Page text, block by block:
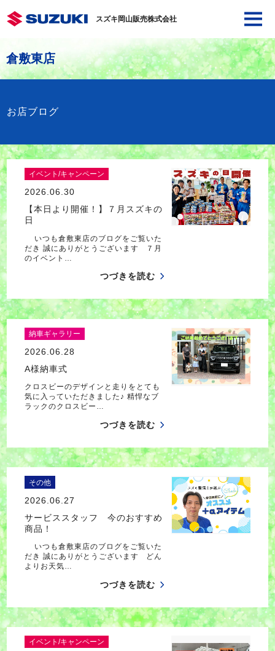
スズキ岡山販売株式会社
倉敷東店
お店ブログ
イベント/キャンペーン
2026.06.30
【本日より開催！】７月スズキの
日
いつも倉敷東店のブログをご覧いた
だき 誠にありがとうございます ７月
のイベント…
つづきを読む
納車ギャラリー
2026.06.28
A様納車式
クロスビーのデザインと走りをとても
気に入っていただきました♪ 精悍なブ
ラックのクロスビー…
つづきを読む
その他
2026.06.27
サービススタッフ 今のおすすめ
商品！
いつも倉敷東店のブログをご覧いた
だき 誠にありがとうございます どん
よりお天気…
つづきを読む
イベント/キャンペーン